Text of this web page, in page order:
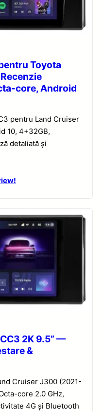
Toyota
core, Android
pentru Land Cruiser
10, 4+32GB,
detaliată și
2K 9.5” —
&
Cruiser J300 (2021-
core 2.0 GHz,
4G și Bluetooth